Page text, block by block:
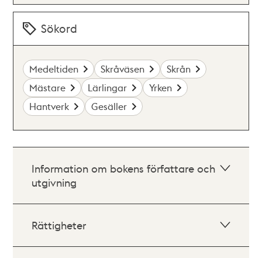
Sökord
Medeltiden Skråväsen
Skrån
Mästare
Lärlingar
Yrken
Hantverk
Gesäller
Information om bokens författare och
utgivning
Rättigheter